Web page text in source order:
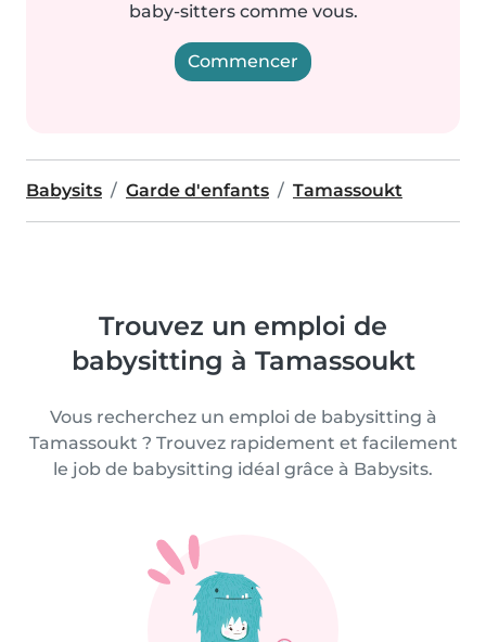
baby-sitters comme vous.
Commencer
Babysits Garde d'enfants Tamassoukt
Trouvez un emploi de
babysitting à Tamassoukt
Vous recherchez un emploi de babysitting à
Tamassoukt ? Trouvez rapidement et facilement
le job de babysitting idéal grâce à Babysits.